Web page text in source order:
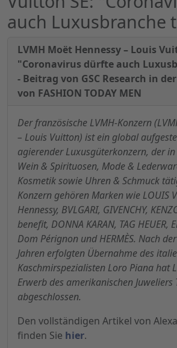
auch Luxusbranche
LVMH Moët Hennessy – Louis
"Coronavirus dürfte auch
- Beitrag von GSC Research in
von FASHION TODAY MEN
Der französische LVMH-Konzern
– Louis Vuitton) ist ein global
agierender Luxusgüterkonzern, der
Wein & Spirituosen, Mode &
Kosmetik sowie Uhren & Schmuck
Konzern gehören Marken wie LOUIS
Hennessy, BVLGARI, GIVENCHY,
benefit, DONNA KARAN, TAG HEUER,
Dom Pérignon und HERMÈS. Nach
Jahren erfolgten Übernahme des
Kaschmirspezialisten Loro Piana hat
Erwerb des amerikanischen Juweliers
abgeschlossen.
Den vollständigen Artikel von
finden Sie hier.